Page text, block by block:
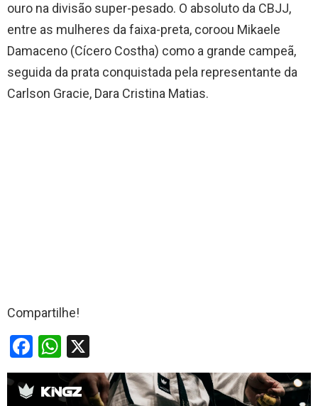
ouro na divisão super-pesado. O absoluto da CBJJ,
entre as mulheres da faixa-preta, coroou Mikaele
Damaceno (Cícero Costha) como a grande campeã,
seguida da prata conquistada pela representante da
Carlson Gracie, Dara Cristina Matias.
Compartilhe!
F
a
ce
W
h
at